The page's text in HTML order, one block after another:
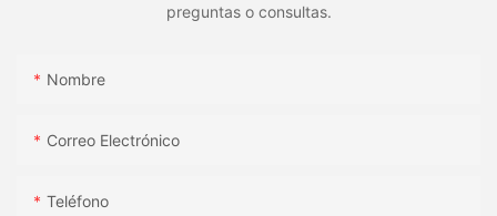
preguntas o consultas.
Nombre
Correo Electrónico
Teléfono